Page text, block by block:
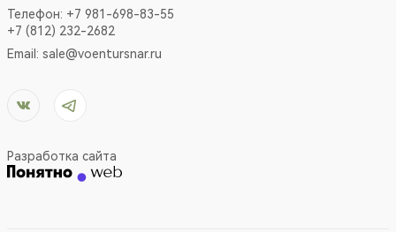
Телефон: +7 981-698-83-55
+7 (812) 232-2682
Email: sale@voentursnar.ru
Разработка сайта